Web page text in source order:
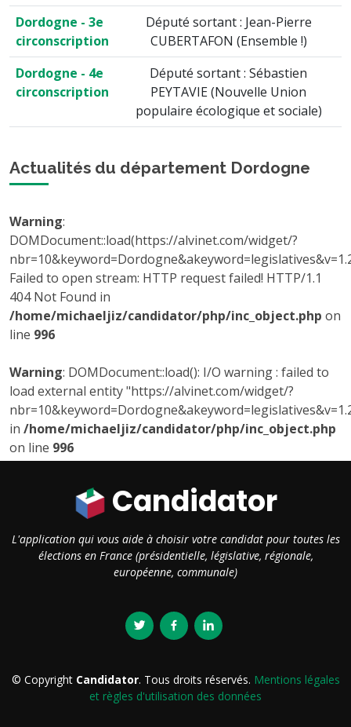
Dordogne - 3e
circonscription
Député sortant : Jean-Pierre
CUBERTAFON (Ensemble !)
Dordogne - 4e
circonscription
Député sortant : Sébastien
PEYTAVIE (Nouvelle Union
populaire écologique et sociale)
Actualités du département Dordogne
Warning:
DOMDocument::load(https://alvinet.com/widget/?
Failed to open stream: HTTP request failed! HTTP/1.1
404 Not Found in
/home/michaeljiz/candidator/php/inc_object.php on
line 996
Warning: DOMDocument::load(): I/O warning : failed to
load external entity "https://alvinet.com/widget/?
in /home/michaeljiz/candidator/php/inc_object.php
on line 996
Candidator
L'application qui vous aide à choisir votre candidat pour toutes les
élections en France (présidentielle, législative, régionale,
européenne, communale)
© Copyright Candidator. Tous droits réservés. Mentions légales
et règles d'utilisation des données